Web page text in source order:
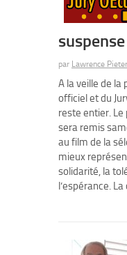
par Lawrence
A la veille de la
officiel et du
reste entier. Le
sera remis
au film de la
mieux
solidarité, la
l’espérance.